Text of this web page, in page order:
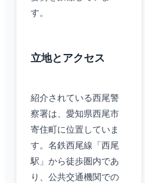
す。
立地とアクセス
紹介されている西尾警
察署は、愛知県西尾市
寄住町に位置していま
す。名鉄西尾線「西尾
駅」から徒歩圏内であ
り、公共交通機関での